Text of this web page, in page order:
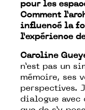
pour les
Comment
influencé la
l’expérience
Caroline
n’est pas un
mémoire, ses
perspectives.
dialogue avec